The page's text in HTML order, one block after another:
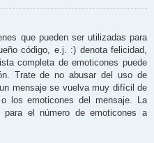
que pueden ser utilizadas para
código, e.j. :) denota felicidad,
completa de emoticones puede
Trate de no abusar del uso de
mensaje se vuelva muy difícil de
los emoticones del mensaje. La
el número de emoticones a